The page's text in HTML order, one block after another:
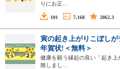
りにお正…
101 7,168 2862.3
寅の起き上がりこぼし
年賀状!＜無料＞
健康を願う縁起の良い「起き
致しまし…